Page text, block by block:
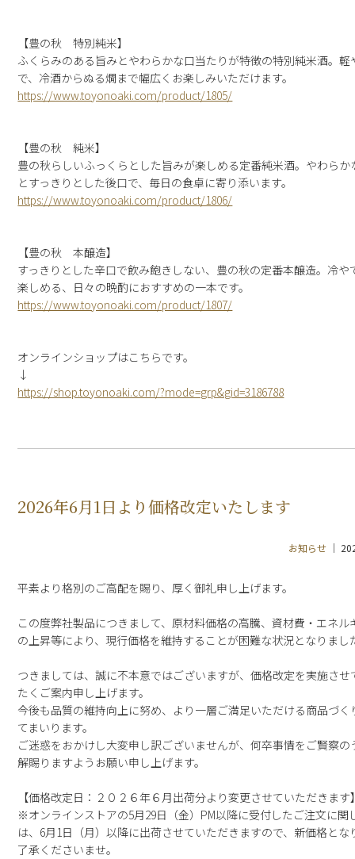
【豊の秋 特別純米】
ふくらみのある旨みとやわらかな口当たりが特徴の特別純米酒。軽
で、冷酒からぬる燗まで幅広くお楽しみいただけます。
https://www.toyonoaki.com/product/1805/
【豊の秋 純米】
豊の秋らしいふっくらとした旨みが楽しめる定番純米酒。やわらか
とすっきりとした後口で、毎日の食卓に寄り添います。
https://www.toyonoaki.com/product/1806/
【豊の秋 本醸造】
すっきりとした辛口で飲み飽きしない、豊の秋の定番本醸造。冷や
楽しめる、日々の晩酌におすすめの一本です。
https://www.toyonoaki.com/product/1807/
オンラインショップはこちらです。
↓
https://shop.toyonoaki.com/?mode=grp&gid=3186788
2026年6月1日より価格改定いたします
お知らせ
平素より格別のご高配を賜り、厚く御礼申し上げます。
この度弊社製品につきまして、原材料価格の高騰、資材費・エネル
の上昇等により、現行価格を維持することが困難な状況となりまし
つきましては、誠に不本意ではございますが、価格改定を実施させ
たくご案内申し上げます。
今後も品質の維持向上に努め、より一層ご満足いただける商品づく
てまいります。
ご迷惑をおかけし大変申し訳ございませんが、何卒事情をご賢察の
解賜りますようお願い申し上げます。
【価格改定日：２０２６年６月出荷分より変更させていただきます
※オンラインストアの5月29日（金）PM以降に受付したご注文に関
は、6月1日（月）以降に出荷させていただきますので、新価格とな
了承くださいませ。